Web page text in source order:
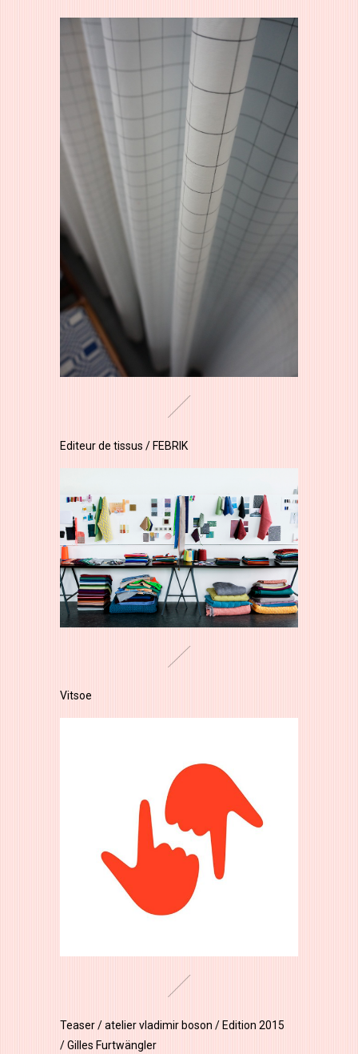
Editeur de tissus / FEBRIK
Vitsoe
Teaser / atelier vladimir boson / Edition 2015
/ Gilles Furtwängler